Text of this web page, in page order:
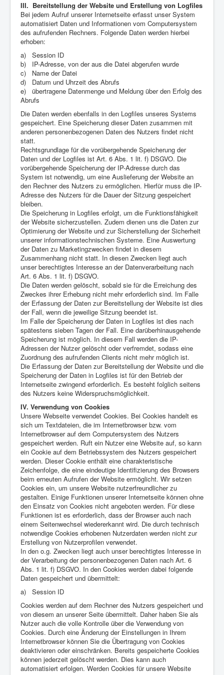
III. Bereitstellung der Website und Erstellung von Logfiles
Bei jedem Aufruf unserer Internetseite erfasst unser System
automatisiert Daten und Informationen vom Computersystem
des aufrufenden Rechners. Folgende Daten werden hierbei
erhoben:
a) Session ID
b) IP-Adresse, von der aus die Datei abgerufen wurde
c) Name der Datei
d) Datum und Uhrzeit des Abrufs
e) übertragene Datenmenge und Meldung über den Erfolg des
Abrufs
Die Daten werden ebenfalls in den Logfiles unseres Systems
gespeichert. Eine Speicherung dieser Daten zusammen mit
anderen personenbezogenen Daten des Nutzers findet nicht
statt.
Rechtsgrundlage für die vorübergehende Speicherung der
Daten und der Logfiles ist Art. 6 Abs. 1 lit. f) DSGVO. Die
vorübergehende Speicherung der IP-Adresse durch das
System ist notwendig, um eine Auslieferung der Website an
den Rechner des Nutzers zu ermöglichen. Hierfür muss die IP-
Adresse des Nutzers für die Dauer der Sitzung gespeichert
bleiben.
Die Speicherung in Logfiles erfolgt, um die Funktionsfähigkeit
der Website sicherzustellen. Zudem dienen uns die Daten zur
Optimierung der Website und zur Sicherstellung der Sicherheit
unserer informationstechnischen Systeme. Eine Auswertung
der Daten zu Marketingzwecken findet in diesem
Zusammenhang nicht statt. In diesen Zwecken liegt auch
unser berechtigtes Interesse an der Datenverarbeitung nach
Art. 6 Abs. 1 lit. f) DSGVO.
Die Daten werden gelöscht, sobald sie für die Erreichung des
Zweckes ihrer Erhebung nicht mehr erforderlich sind. Im Falle
der Erfassung der Daten zur Bereitstellung der Website ist dies
der Fall, wenn die jeweilige Sitzung beendet ist.
Im Falle der Speicherung der Daten in Logfiles ist dies nach
spätestens sieben Tagen der Fall. Eine darüberhinausgehende
Speicherung ist möglich. In diesem Fall werden die IP-
Adressen der Nutzer gelöscht oder verfremdet, sodass eine
Zuordnung des aufrufenden Clients nicht mehr möglich ist.
Die Erfassung der Daten zur Bereitstellung der Website und die
Speicherung der Daten in Logfiles ist für den Betrieb der
Internetseite zwingend erforderlich. Es besteht folglich seitens
des Nutzers keine Widerspruchsmöglichkeit.
IV. Verwendung von Cookies
Unsere Webseite verwendet Cookies. Bei Cookies handelt es
sich um Textdateien, die im Internetbrowser bzw. vom
Internetbrowser auf dem Computersystem des Nutzers
gespeichert werden. Ruft ein Nutzer eine Website auf, so kann
ein Cookie auf dem Betriebssystem des Nutzers gespeichert
werden. Dieser Cookie enthält eine charakteristische
Zeichenfolge, die eine eindeutige Identifizierung des Browsers
beim erneuten Aufrufen der Website ermöglicht. Wir setzen
Cookies ein, um unsere Website nutzerfreundlicher zu
gestalten. Einige Funktionen unserer Internetseite können ohne
den Einsatz von Cookies nicht angeboten werden. Für diese
Funktionen ist es erforderlich, dass der Browser auch nach
einem Seitenwechsel wiedererkannt wird. Die durch technisch
notwendige Cookies erhobenen Nutzerdaten werden nicht zur
Erstellung von Nutzerprofilen verwendet.
In den o.g. Zwecken liegt auch unser berechtigtes Interesse in
der Verarbeitung der personenbezogenen Daten nach Art. 6
Abs. 1 lit. f) DSGVO. In den Cookies werden dabei folgende
Daten gespeichert und übermittelt:
a) Session ID
Cookies werden auf dem Rechner des Nutzers gespeichert und
von diesem an unserer Seite übermittelt. Daher haben Sie als
Nutzer auch die volle Kontrolle über die Verwendung von
Cookies. Durch eine Änderung der Einstellungen in Ihrem
Internetbrowser können Sie die Übertragung von Cookies
deaktivieren oder einschränken. Bereits gespeicherte Cookies
können jederzeit gelöscht werden. Dies kann auch
automatisiert erfolgen. Werden Cookies für unsere Website